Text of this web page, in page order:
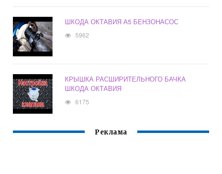
ШКОДА ОКТАВИЯ А5 БЕНЗОНАСОС
5962
КРЫШКА РАСШИРИТЕЛЬНОГО БАЧКА
ШКОДА ОКТАВИЯ
6175
Реклама